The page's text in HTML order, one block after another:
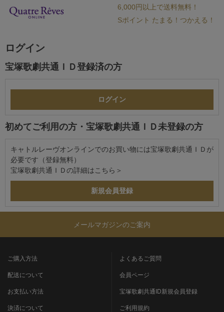
6,000円以上で送料無料！
Sポイント たまる！つかえる！
ログイン
宝塚歌劇共通ＩＤ登録済の方
初めてご利用の方・宝塚歌劇共通ＩＤ未登録の方
キャトルレーヴオンラインでのお買い物には宝塚歌劇共通ＩＤが
必要です（登録無料）
宝塚歌劇共通ＩＤの詳細は こちら＞
メールマガジンのご案内
ご購入方法
配送について
お支払い方法
決済について
よくあるご質問
会員ページ
宝塚歌劇共通ID新規会員登録
ご利用規約